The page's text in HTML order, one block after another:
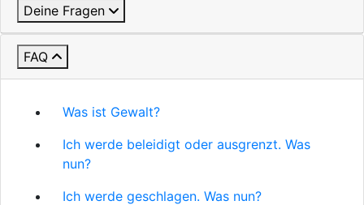
Deine Fragen
FAQ
Was ist Gewalt?
Ich werde beleidigt oder ausgrenzt. Was
nun?
Ich werde geschlagen. Was nun?